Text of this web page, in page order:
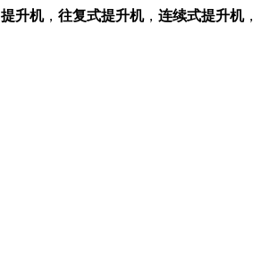
提升机， 往复式提升机， 连续式提升机，